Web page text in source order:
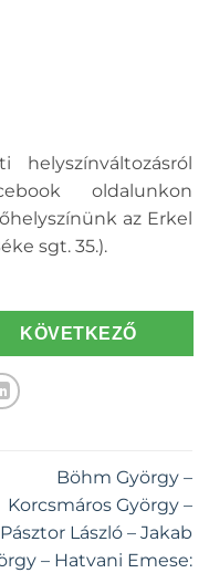
oldalunkon
az Erkel
sgt. 35.).
KÖVETKEZŐ
Böhm György –
Korcsmáros György –
Pásztor László – Jakab
– Hatvani Emese: